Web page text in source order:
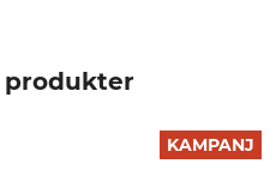
produkter
KAMPANJ